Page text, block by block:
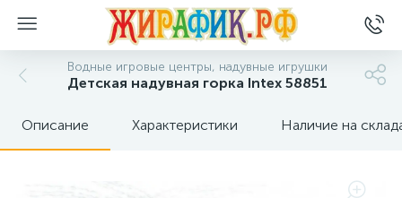
Водные игровые центры, надувные игрушки
Детская надувная горка Intex 58851
Описание Характеристики Наличие на